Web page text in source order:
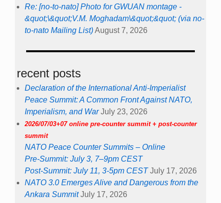
Re: [no-to-nato] Photo for GWUAN montage -
&quot;\&quot;V.M. Moghadam\&quot;&quot; (via no-
to-nato Mailing List)August 7, 2026
recent posts
Declaration of the International Anti-Imperialist
Peace Summit: A Common Front Against NATO,
Imperialism, and War July 23, 2026
2026/07/03+07 online pre-counter summit + post-counter
summit
NATO Peace Counter Summits – Online
Pre-Summit: July 3, 7–9pm CEST
Post-Summit: July 11, 3-5pm CEST July 17, 2026
NATO 3.0 Emerges Alive and Dangerous from the
Ankara Summit July 17, 2026